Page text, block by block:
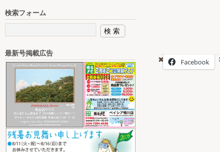
Facebook
検索フォーム
最新号掲載広告